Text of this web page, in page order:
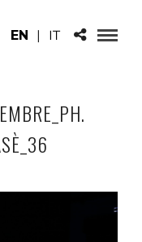
EN | IT